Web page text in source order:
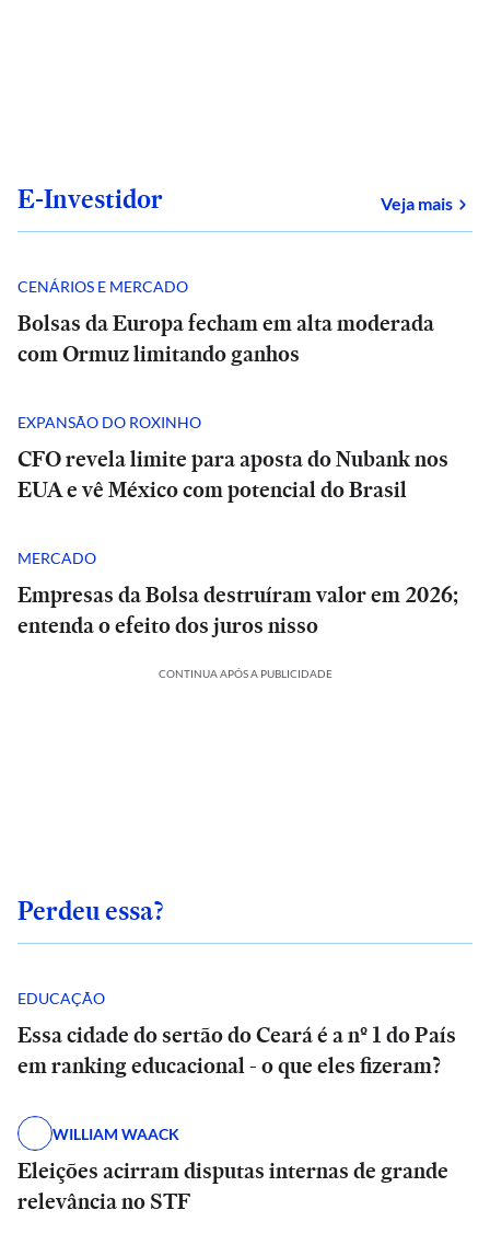
E-Investidor Veja mais
CENÁRIOS E MERCADO
Bolsas da Europa fecham em alta moderada
com Ormuz limitando ganhos
EXPANSÃO DO ROXINHO
CFO revela limite para aposta do Nubank nos
EUA e vê México com potencial do Brasil
MERCADO
Empresas da Bolsa destruíram valor em 2026;
entenda o efeito dos juros nisso
CONTINUA APÓS A PUBLICIDADE
Perdeu essa?
EDUCAÇÃO
Essa cidade do sertão do Ceará é a nº 1 do País
em ranking educacional - o que eles fizeram?
WILLIAM WAACK
Eleições acirram disputas internas de grande
relevância no STF